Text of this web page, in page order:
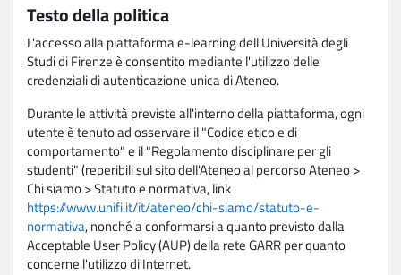
Testo della politica
L'accesso alla piattaforma e-learning dell'Università degli
Studi di Firenze è consentito mediante l'utilizzo delle
credenziali di autenticazione unica di Ateneo.
Durante le attività previste all'interno della piattaforma, ogni
utente è tenuto ad osservare il "Codice etico e di
comportamento" e il "Regolamento disciplinare per gli
studenti" (reperibili sul sito dell'Ateneo al percorso Ateneo >
Chi siamo > Statuto e normativa, link
https://www.unifi.it/it/ateneo/chi-siamo/statuto-e-
normativa, nonché a conformarsi a quanto previsto dalla
Acceptable User Policy (AUP) della rete GARR per quanto
concerne l'utilizzo di Internet.